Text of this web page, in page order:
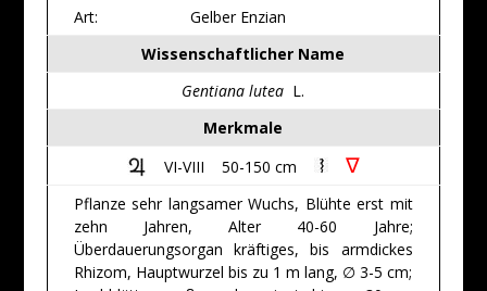
Art:
Gelber Enzian
Wissenschaftlicher Name
Gentiana lutea L.
Merkmale
VI-VIII 50-150 cm
∇
Pflanze sehr langsamer Wuchs, Blühte erst mit
zehn Jahren, Alter 40-60 Jahre;
Überdauerungsorgan kräftiges, bis armdickes
Rhizom, Hauptwurzel bis zu 1 m lang, ∅ 3-5 cm;